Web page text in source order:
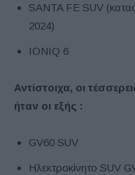
SANTA FE SUV
2024)
IONIQ 6
Αντίστοιχα, οι
ήταν οι εξής :
GV60 SUV
Ηλεκτροκίνητο SUV